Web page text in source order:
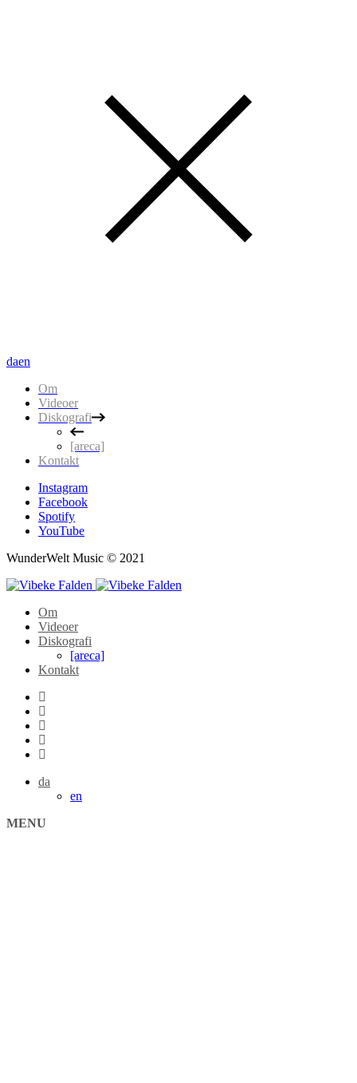
daen
Om
Videoer
Diskografi
[areca]
Kontakt
Instagram
Facebook
Spotify
YouTube
WunderWelt Music © 2021
Om
Videoer
Diskografi
[areca]
Kontakt
da
en
MENU